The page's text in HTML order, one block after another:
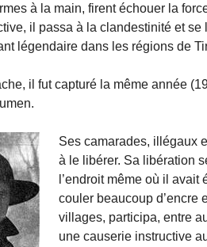
à la main, firent échouer la
il passa à la clandestinité et
légendaire dans les régions de
il fut capturé la même année
Ses camarades, illégaux
à le libérer. Sa libération
l’endroit même où il
couler beaucoup d’encre
villages, participa, entre
une causerie instructive